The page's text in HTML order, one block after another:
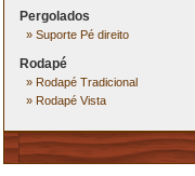
Pergolados
» Suporte Pé direito
Rodapé
» Rodapé Tradicional
» Rodapé Vista